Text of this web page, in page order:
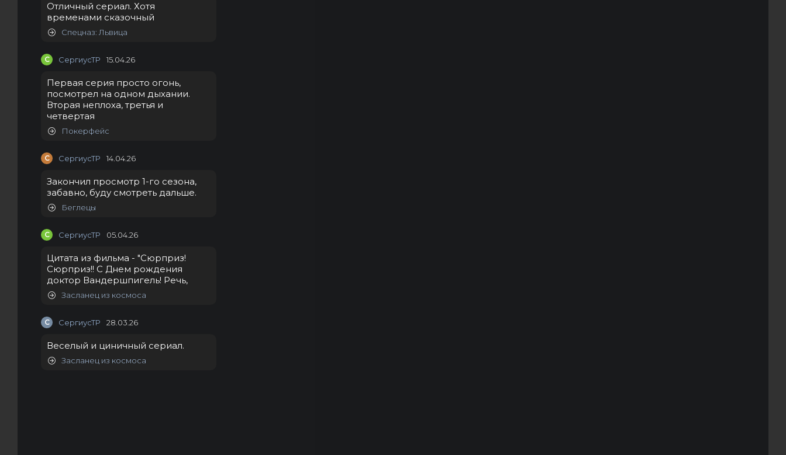
Отличный сериал. Хотя
временами сказочный
Спецназ: Львица
С СергиусТР 15.04.26
Первая серия просто огонь,
посмотрел на одном дыхании.
Вторая неплоха, третья и
четвертая
Покерфейс
С СергиусТР 14.04.26
Закончил просмотр 1-го сезона,
забавно, буду смотреть дальше.
Беглецы
С СергиусТР 05.04.26
Цитата из фильма - "Сюрприз!
Сюрприз!! С Днем рождения
доктор Вандершпигель! Речь,
Засланец из космоса
С СергиусТР 28.03.26
Веселый и циничный сериал.
Засланец из космоса